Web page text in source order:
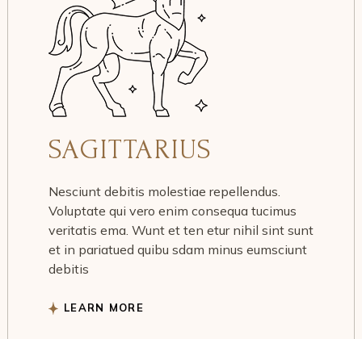
SAGITTARIUS
Nesciunt debitis molestiae repellendus.
Voluptate qui vero enim consequa tucimus
veritatis ema. Wunt et ten etur nihil sint sunt
et in pariatued quibu sdam minus eumsciunt
debitis
LEARN MORE